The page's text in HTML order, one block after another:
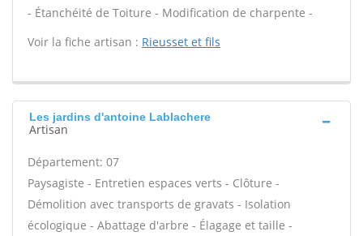
- Étanchéité de Toiture - Modification de charpente -
Voir la fiche artisan : Rieusset et fils
Les jardins d'antoine Lablachere
Artisan
Département: 07
Paysagiste - Entretien espaces verts - Clôture -
Démolition avec transports de gravats - Isolation
écologique - Abattage d'arbre - Élagage et taille -